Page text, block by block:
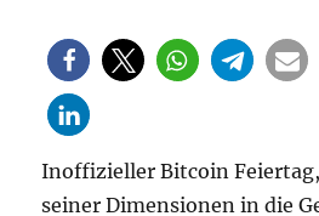
Inoffizieller Bitcoin
seiner Dimensionen in die